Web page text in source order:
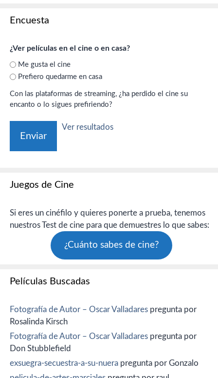
Encuesta
¿Ver películas en el cine o en casa?
Me gusta el cine
Prefiero quedarme en casa
Con las plataformas de streaming, ¿ha perdido el cine su
encanto o lo sigues prefiriendo?
Ver resultados
Juegos de Cine
Si eres un cinéfilo y quieres ponerte a prueba, tenemos
nuestros Test de cine para que demuestres lo que sabes:
¿Cuánto sabes de cine?
Películas Buscadas
Fotografía de Autor – Oscar Valladares pregunta por
Rosalinda Kirsch
Fotografía de Autor – Oscar Valladares pregunta por
Don Stubblefield
exsuegra-secuestra-a-su-nuera pregunta por Gonzalo